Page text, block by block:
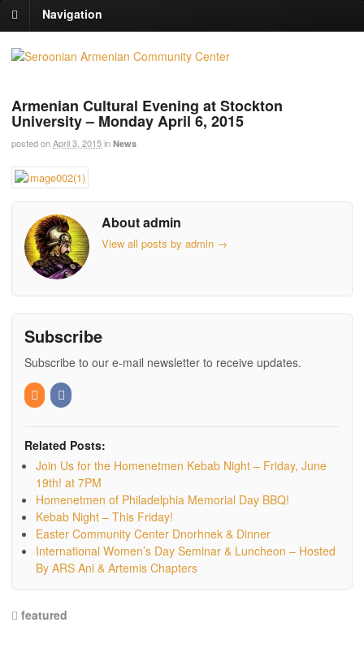
Navigation
Armenian Cultural Evening at Stockton
University – Monday April 6, 2015
posted onApril 3, 2015in News
About admin
View all posts by admin →
Subscribe
Subscribe to our e-mail newsletter to receive updates.
Related Posts:
Join Us for the Homenetmen Kebab Night – Friday, June
19th! at 7PM
Homenetmen of Philadelphia Memorial Day BBQ!
Kebab Night – This Friday!
Easter Community Center Dnorhnek & Dinner
International Women’s Day Seminar & Luncheon – Hosted
By ARS Ani & Artemis Chapters
featured